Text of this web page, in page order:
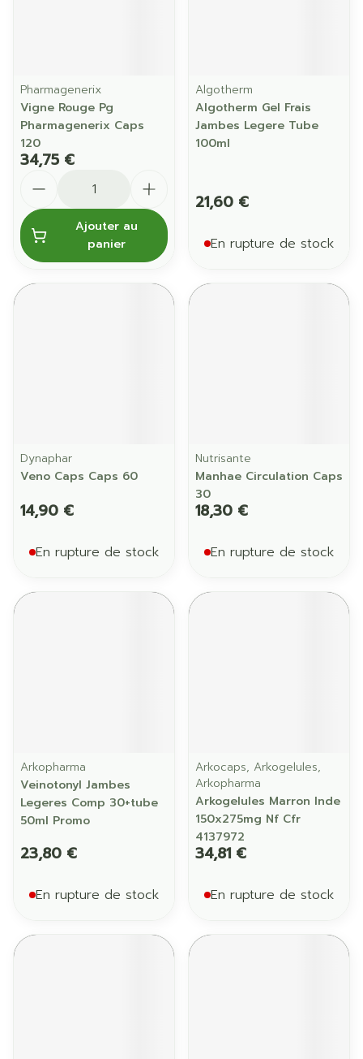
Pharmagenerix
Vigne Rouge Pg
Pharmagenerix Caps
120
34,75 €
Ajouter au
panier
Algotherm
Algotherm Gel Frais
Jambes Legere Tube
100ml
21,60 €
En rupture de stock
Dynaphar
Veno Caps Caps 60
14,90 €
En rupture de stock
Nutrisante
Manhae Circulation Caps
30
18,30 €
En rupture de stock
Arkopharma
Veinotonyl Jambes
Legeres Comp 30+tube
50ml Promo
23,80 €
En rupture de stock
Arkocaps, Arkogelules,
Arkopharma
Arkogelules Marron Inde
150x275mg Nf Cfr
4137972
34,81 €
En rupture de stock